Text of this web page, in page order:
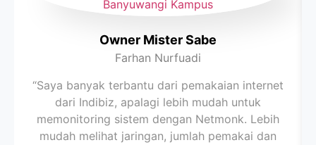
Owner Mister Sabe
Farhan Nurfuadi
“Saya banyak terbantu dari pemakaian internet
dari Indibiz, apalagi lebih mudah untuk
memonitoring sistem dengan Netmonk. Lebih
mudah melihat jaringan, jumlah pemakai dan